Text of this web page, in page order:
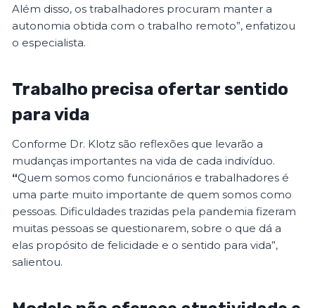
Além disso, os trabalhadores procuram manter a
autonomia obtida com o trabalho remoto”, enfatizou
o especialista.
Trabalho precisa ofertar sentido
para vida
Conforme Dr. Klotz são reflexões que levarão a
mudanças importantes na vida de cada indivíduo.
“Quem somos como funcionários e trabalhadores é
uma parte muito importante de quem somos como
pessoas. Dificuldades trazidas pela pandemia fizeram
muitas pessoas se questionarem, sobre o que dá a
elas propósito de felicidade e o sentido para vida”,
salientou.